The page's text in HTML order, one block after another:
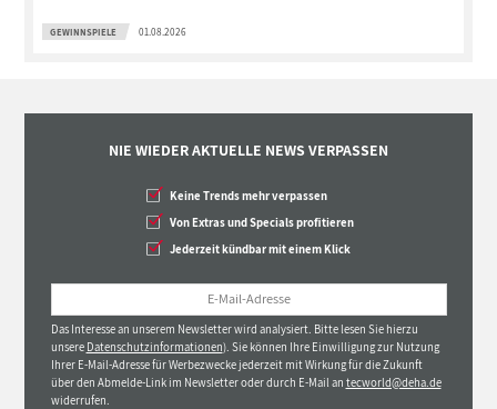
GEWINNSPIELE 01.08.2026
NIE WIEDER AKTUELLE NEWS VERPASSEN
Keine Trends mehr verpassen
Von Extras und Specials profitieren
Jederzeit kündbar mit einem Klick
Das Interesse an unserem Newsletter wird analysiert. Bitte lesen Sie hierzu
unsere Datenschutzinformationen). Sie können Ihre Einwilligung zur Nutzung
Ihrer E-Mail-Adresse für Werbezwecke jederzeit mit Wirkung für die Zukunft
über den Abmelde-Link im Newsletter oder durch E-Mail an tecworld@deha.de
widerrufen.